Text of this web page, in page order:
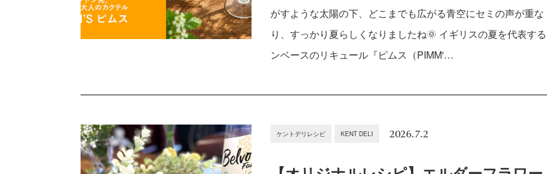
がすような太陽の下、どこまでも広がる青空にセミの声が重な
り、すっかり夏らしくなりましたね🌞 イギリスの夏を代表す
ンベースのリキュール『ピムス（PIMM'…
ケントデリレシピ KENT DELI 2026.7.2